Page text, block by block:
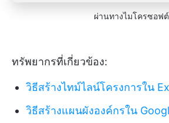
ผ่านทางไมโครซอฟต์
ทรัพยากรที่เกี่ยวข้อง:
วิธีสร้างไทม์ไลน์โครงการใน
วิธีสร้างแผนผังองค์กรใน